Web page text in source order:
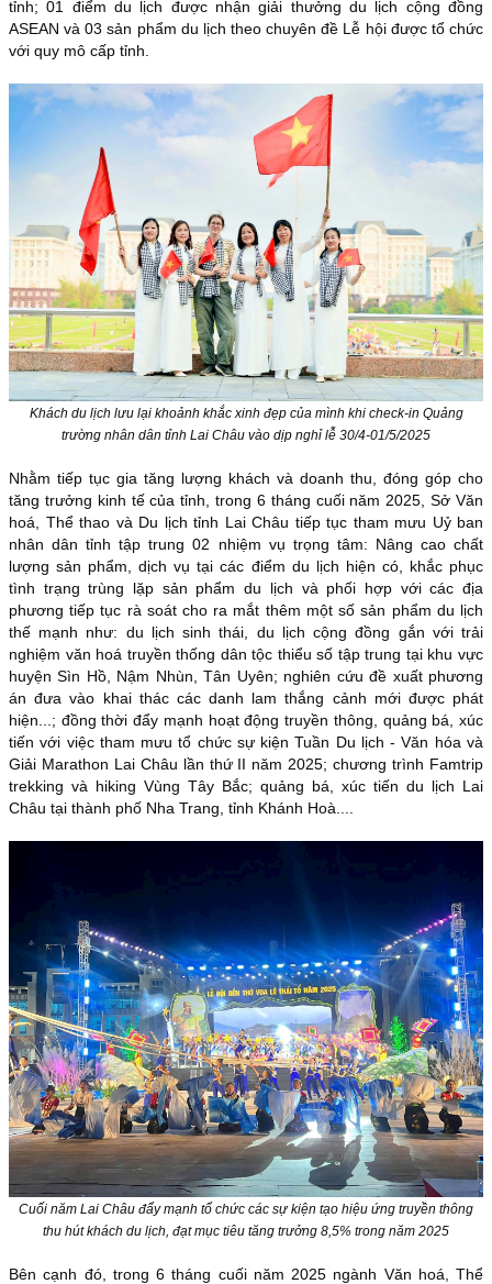
tỉnh; 01 điểm du lịch được nhận giải thưởng du lịch cộng đồng
ASEAN và 03 sản phẩm du lịch theo chuyên đề Lễ hội được tổ chức
với quy mô cấp tỉnh.
Khách du lịch lưu lại khoảnh khắc xinh đẹp của mình khi check-in Quảng
trường nhân dân tỉnh Lai Châu vào dịp nghỉ lễ 30/4-01/5/2025
Nhằm tiếp tục gia tăng lượng khách và doanh thu, đóng góp cho
tăng trưởng kinh tế của tỉnh, trong 6 tháng cuối năm 2025, Sở Văn
hoá, Thể thao và Du lịch tỉnh Lai Châu tiếp tục tham mưu Uỷ ban
nhân dân tỉnh tập trung 02 nhiệm vụ trọng tâm: Nâng cao chất
lượng sản phẩm, dịch vụ tại các điểm du lịch hiện có, khắc phục
tình trạng trùng lặp sản phẩm du lịch và phối hợp với các địa
phương tiếp tục rà soát cho ra mắt thêm một số sản phẩm du lịch
thế mạnh như: du lịch sinh thái, du lịch cộng đồng gắn với trải
nghiệm văn hoá truyền thống dân tộc thiểu số tập trung tại khu vực
huyện Sìn Hồ, Nậm Nhùn, Tân Uyên; nghiên cứu đề xuất phương
án đưa vào khai thác các danh lam thắng cảnh mới được phát
hiện...; đồng thời đẩy mạnh hoạt động truyền thông, quảng bá, xúc
tiến với việc tham mưu tổ chức sự kiện Tuần Du lịch - Văn hóa và
Giải Marathon Lai Châu lần thứ II năm 2025;chương trình Famtrip
trekking và hiking Vùng Tây Bắc; quảng bá, xúc tiến du lịch Lai
Châu tại thành phố Nha Trang, tỉnh Khánh Hoà....
Cuối năm Lai Châu đẩy mạnh tổ chức các sự kiện tạo hiệu ứng truyền thông
thu hút khách du lịch, đạt mục tiêu tăng trưởng 8,5% trong năm 2025
Bên cạnh đó, trong 6 tháng cuối năm 2025 ngành Văn hoá, Thể